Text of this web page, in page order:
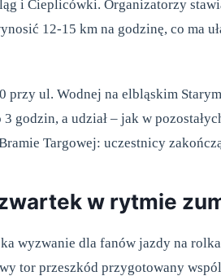
i Cieplicówki. Organizatorzy
12-15 km na godzinę, co ma
przy ul. Wodnej na elbląskim
godzin, a udział – jak w
Targowej: uczestnicy
w rytmie
wyzwanie dla fanów jazdy na
tor przeszkód przygotowany